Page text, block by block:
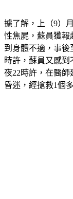
據了解，上（9）
性焦屍，蘇員獲報
到身體不適，事後
時許，蘇員又感
夜22時許，在醫師
昏迷，經搶救1個